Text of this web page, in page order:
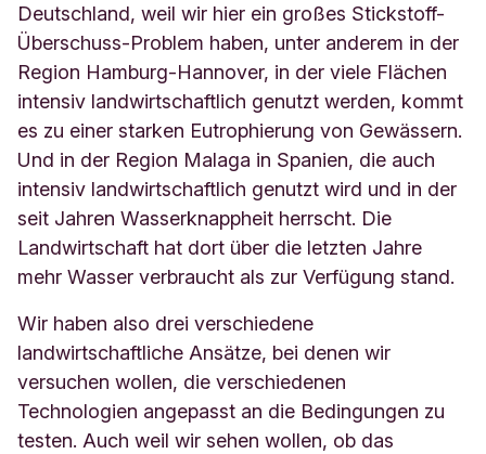
Deutschland, weil wir hier ein großes Stickstoff-
Überschuss-Problem haben, unter anderem in der
Region Hamburg-Hannover, in der viele Flächen
intensiv landwirtschaftlich genutzt werden, kommt
es zu einer starken Eutrophierung von Gewässern.
Und in der Region Malaga in Spanien, die auch
intensiv landwirtschaftlich genutzt wird und in der
seit Jahren Wasserknappheit herrscht. Die
Landwirtschaft hat dort über die letzten Jahre
mehr Wasser verbraucht als zur Verfügung stand.
Wir haben also drei verschiedene
landwirtschaftliche Ansätze, bei denen wir
versuchen wollen, die verschiedenen
Technologien angepasst an die Bedingungen zu
testen. Auch weil wir sehen wollen, ob das